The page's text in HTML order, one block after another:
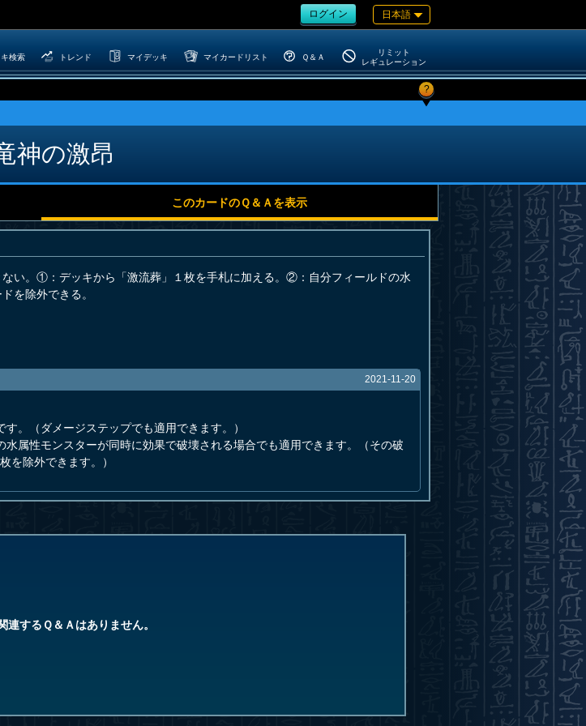
ログイン 日本語
検索 トレンド マイデッキ マイカードリスト Ｑ＆Ａ
リミット
レギュレーション
?
神の激昂
このカードのＱ＆Ａを表示
い。①：デッキから「激流葬」１枚を手札に加える。②：自分フィールドの水
を除外できる。
2021-11-20
。（ダメージステップでも適用できます。）
属性モンスターが同時に効果で破壊される場合でも適用できます。（その破
を除外できます。）
連するＱ＆Ａはありません。